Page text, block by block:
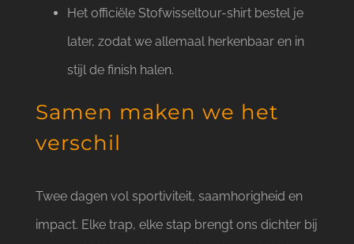
Het officiële Stofwisseltour-shirt bestel je
later, zodat we allemaal herkenbaar en in
stijl de finish halen.
Samen maken we het
verschil
Twee dagen vol sportiviteit, saamhorigheid en
impact. Elke trap, elke stap brengt ons dichter bij